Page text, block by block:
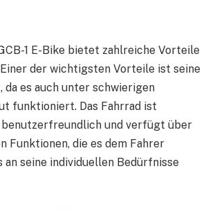
1 E-Bike bietet zahlreiche Vorteile
der wichtigsten Vorteile ist seine
da es auch unter schwierigen
funktioniert. Das Fahrrad ist
benutzerfreundlich und verfügt über
Funktionen, die es dem Fahrer
an seine individuellen Bedürfnisse